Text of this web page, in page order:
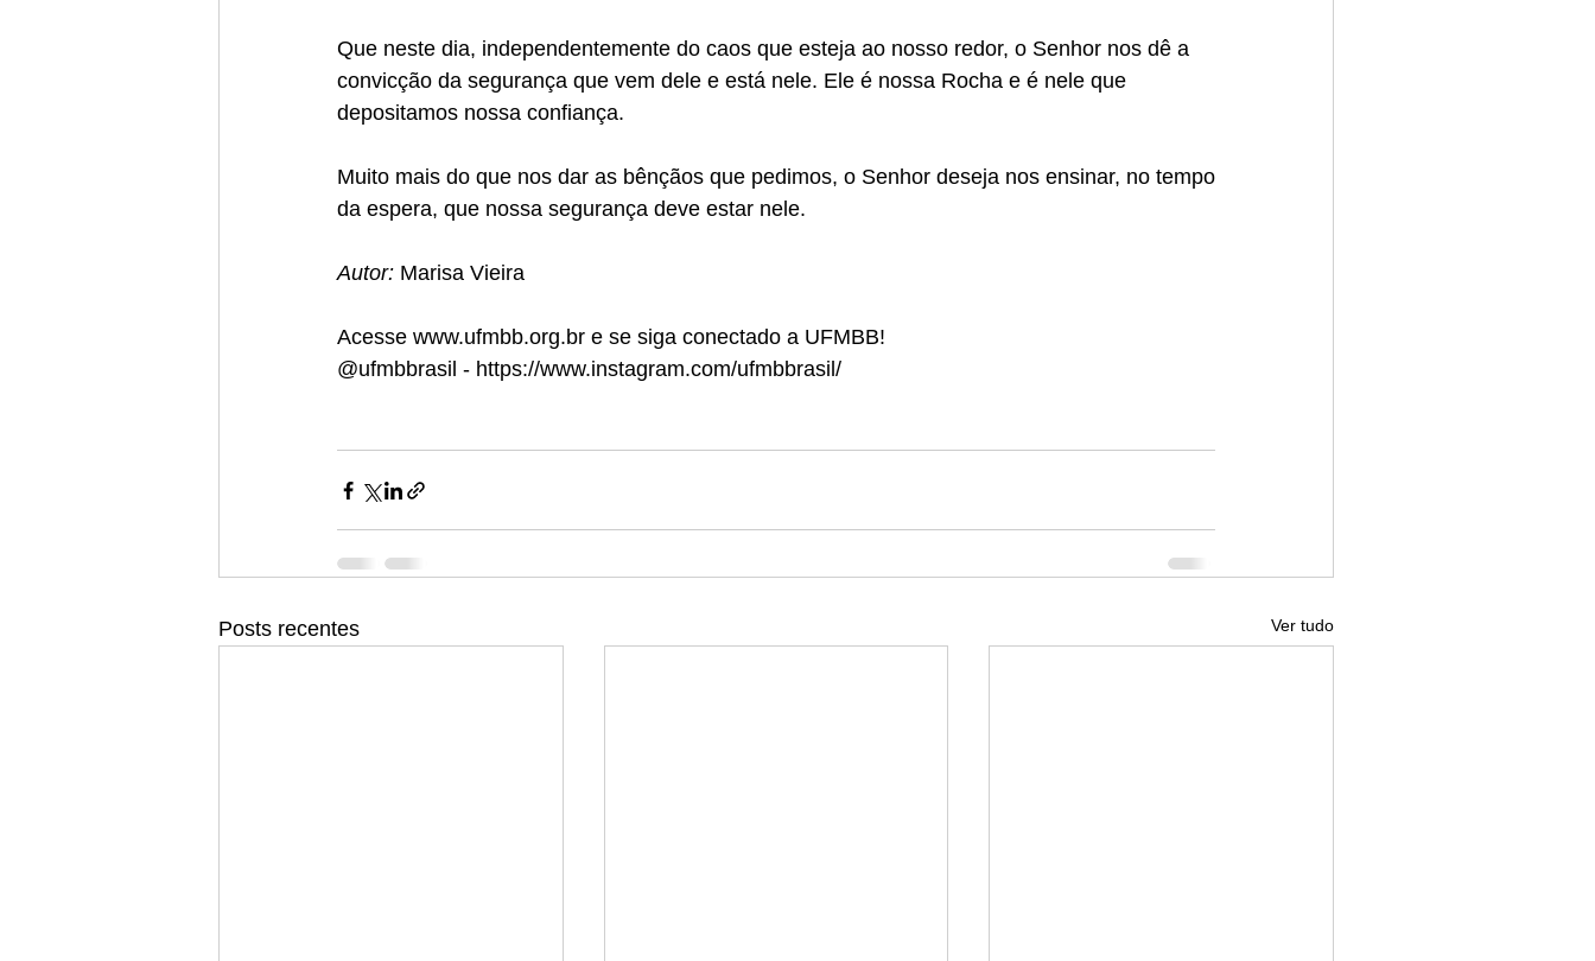
Que neste dia, independentemente do caos que esteja ao nosso redor, o Senhor nos dê a
convicção da segurança que vem dele e está nele. Ele é nossa Rocha e é nele que
depositamos nossa confiança.
Muito mais do que nos dar as bênçãos que pedimos, o Senhor deseja nos ensinar, no tempo
da espera, que nossa segurança deve estar nele.
Autor: Marisa Vieira
Acesse www.ufmbb.org.br e se siga conectado a UFMBB!
@ufmbbrasil - https://www.instagram.com/ufmbbrasil/
Posts recentes Ver tudo